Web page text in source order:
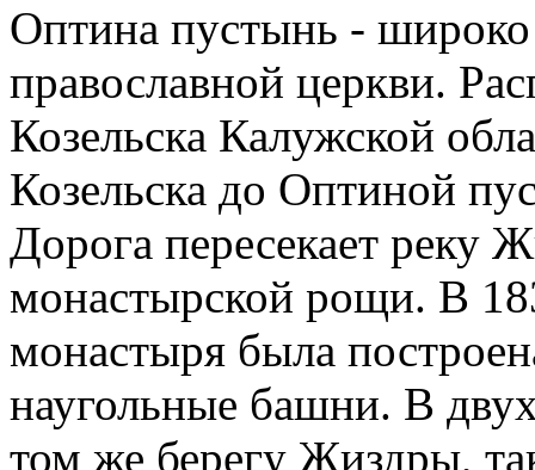
Оптина пустынь -
православной церкви.
Козельска Калужской
Козельска до Оптиной
Дорога пересекает реку
монастырской рощи. В
монастыря была
наугольные башни. В
том же берегу Жиздры,